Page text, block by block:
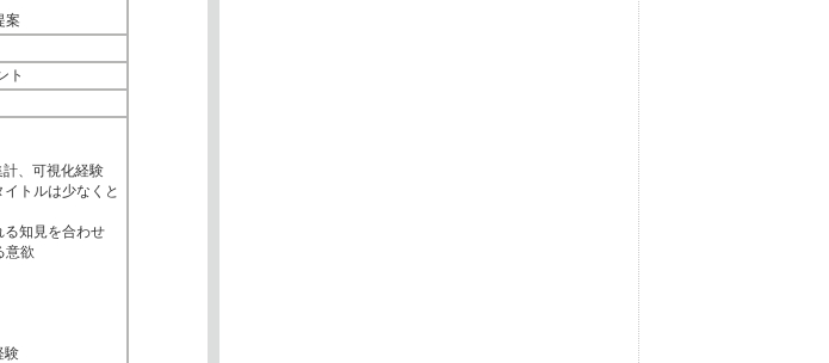
案
ト
、可視化経験
トルは少なくと
知見を合わせ
意欲
験